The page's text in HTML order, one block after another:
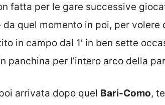
fatta per le gare successive
da quel momento in poi, per volere
in campo dal 1′ in ben sette
panchina per l’intero arco della
arrivata dopo quel Bari-Como,